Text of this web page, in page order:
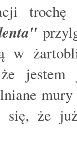
trochę
w
jestem
się, że